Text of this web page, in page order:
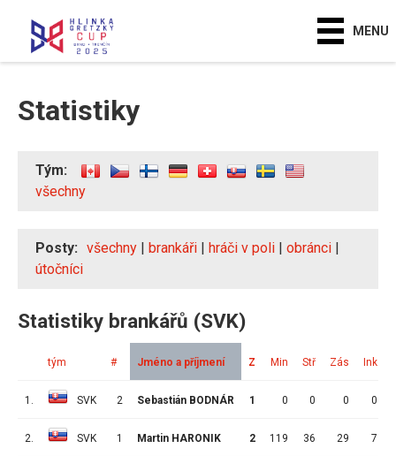
MENU
Statistiky
Tým:
všechny
Posty: všechny | brankáři | hráči v poli | obránci |
útočníci
Statistiky brankářů (SVK)
tým # Jméno a příjmení Z Min Stř Zás Ink
1. SVK 2 Sebastián BODNÁR 1 0 0 0 0
2. SVK 1 Martin HARONIK 2 119 36 29 7